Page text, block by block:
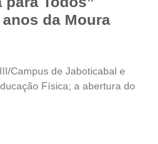
da Moura
Campus de Jaboticabal e
Física; a abertura do